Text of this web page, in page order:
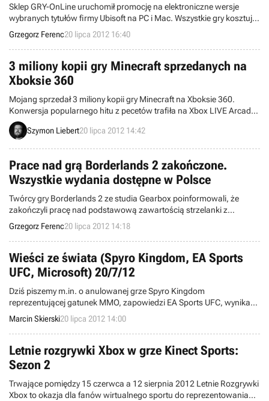
Sklep GRY-OnLine uruchomił promocję na elektroniczne wersje
wybranych tytułów firmy Ubisoft na PC i Mac. Wszystkie gry kosztują
27,90 zł. Są wśród nich m.in. Assassin’s Creed II, Assassin’s Creed
Brotherhood, R.U.S.E. czy Tom Clancy's Splinter Cell: Convinction.
Promocja potrwa do niedzieli.
Grzegorz Ferenc20 lipca 2012 16:40
3 miliony kopii gry Minecraft sprzedanych na
Xboksie 360
Mojang sprzedał 3 miliony kopii gry Minecraft na Xboksie 360.
Konwersja popularnego hitu z pecetów trafiła na Xbox LIVE Arcade
ponad 2 miesiące temu, ale jej popularność nie słabnie.
Szymon Liebert20 lipca 2012 14:42
Prace nad grą Borderlands 2 zakończone.
Wszystkie wydania dostępne w Polsce
Twórcy gry Borderlands 2 ze studia Gearbox poinformowali, że
zakończyli pracę nad podstawową zawartością strzelanki z
elementami RPG. Z kolei firma Cenega Poland poinformowała, że
wszystkie edycje specjalne tytułu będą dostępne w naszym kraju.
Grzegorz Ferenc20 lipca 2012 14:18
Wieści ze świata (Spyro Kingdom, EA Sports
UFC, Microsoft) 20/7/12
Dziś piszemy m.in. o anulowanej grze Spyro Kingdom
reprezentującej gatunek MMO, zapowiedzi EA Sports UFC, wynikach
finansowych koncernu Microsoft, a także zwolnieniach w firmie
THQ. Witamy w wieściach ze świata - codziennej porcji krótkich
wiadomości.
Marcin Skierski20 lipca 2012 14:00
Letnie rozgrywki Xbox w grze Kinect Sports:
Sezon 2
Trwające pomiędzy 15 czerwca a 12 sierpnia 2012 Letnie Rozgrywki
Xbox to okazja dla fanów wirtualnego sportu do reprezentowania